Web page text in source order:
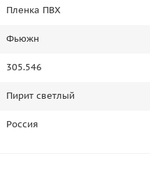
Пленка ПВХ
Фьюжн
305.546
Пирит светлый
Россия